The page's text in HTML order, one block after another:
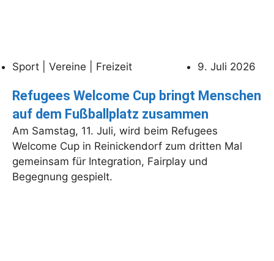
9. Juli 2026
Sport | Vereine | Freizeit
Refugees Welcome Cup bringt Menschen
auf dem Fußballplatz zusammen
Am Samstag, 11. Juli, wird beim Refugees
Welcome Cup in Reinickendorf zum dritten Mal
gemeinsam für Integration, Fairplay und
Begegnung gespielt.